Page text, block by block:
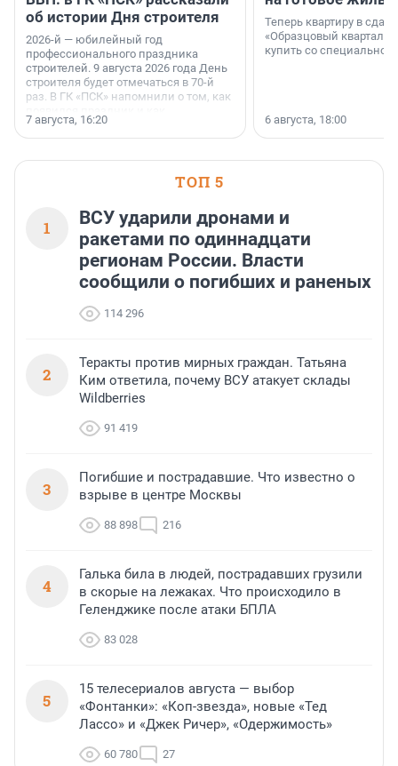
об истории Дня строителя
2026-й — юбилейный год
профессионального праздника
строителей. 9 августа 2026 года День
строителя будет отмечаться в 70-й
раз. В ГК «ПСК» напомнили о том, как
поменялась роль строительства.
7 августа, 16:20
Теперь квартиру в
«Образцовый квартал
купить со специальной
6 августа, 18:00
ТОП 5
1
ВСУ ударили дронами и
ракетами по одиннадцати
регионам России. Власти
сообщили о погибших и раненых
114 296
2
Теракты против мирных граждан. Татьяна
Ким ответила, почему ВСУ атакует склады
Wildberries
91 419
3
Погибшие и пострадавшие. Что известно о
взрыве в центре Москвы
88 898 216
4
Галька била в людей, пострадавших грузили
в скорые на лежаках. Что происходило в
Геленджике после атаки БПЛА
83 028
5
15 телесериалов августа — выбор
«Фонтанки»: «Коп-звезда», новые «Тед
Лассо» и «Джек Ричер», «Одержимость»
60 780 27